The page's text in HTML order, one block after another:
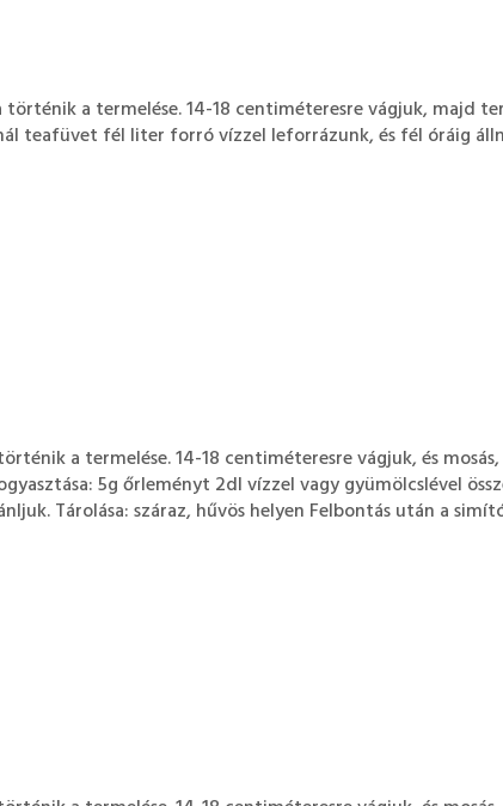
történik a termelése. 14-18 centiméteresre vágjuk,
teafüvet fél liter forró vízzel leforrázunk, és fél óráig
a termelése. 14-18 centiméteresre vágjuk, és
5g őrleményt 2dl vízzel vagy gyümölcslével
Tárolása: száraz, hűvös helyen Felbontás után a